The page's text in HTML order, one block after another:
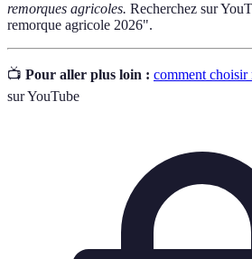
remorques agricoles. Recherchez sur
remorque agricole 2026".
📺 Pour aller plus loin : comment choisir
sur YouTube